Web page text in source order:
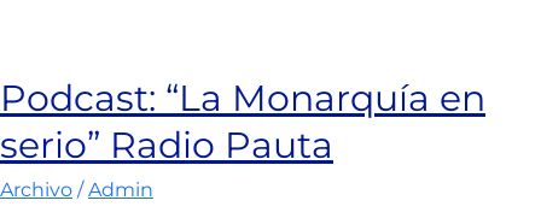
en
la
UNITEC
sobre
Podcast: “La Monarquía en
serio” Radio Pauta
Archivo /Admin